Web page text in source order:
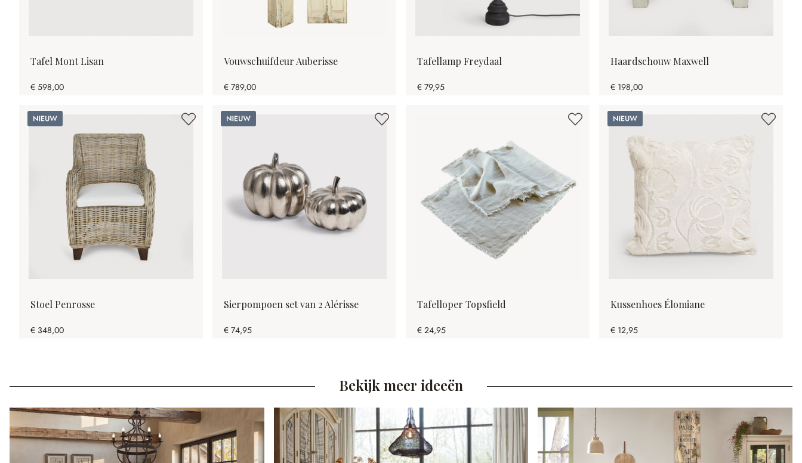
Tafel Mont Lisan
€ 598,00
Vouwschuifdeur Auberisse
€ 789,00
Tafellamp Freydaal
€ 79,95
Haardschouw Maxwell
€ 198,00
Nieuw
Stoel Penrosse
€ 348,00
Nieuw
Sierpompoen set van 2 Alérisse
€ 74,95
Tafelloper Topsfield
€ 24,95
Nieuw
Kussenhoes Élomiane
€ 12,95
Bekijk meer ideeën